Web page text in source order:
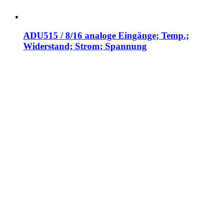
ADU515 / 8/16 analoge Eingänge; Temp.;
Widerstand; Strom; Spannung